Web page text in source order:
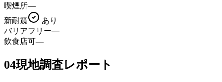
喫煙所—
新耐震
あり
バリアフリー—
飲食店可—
04現地調査レポート